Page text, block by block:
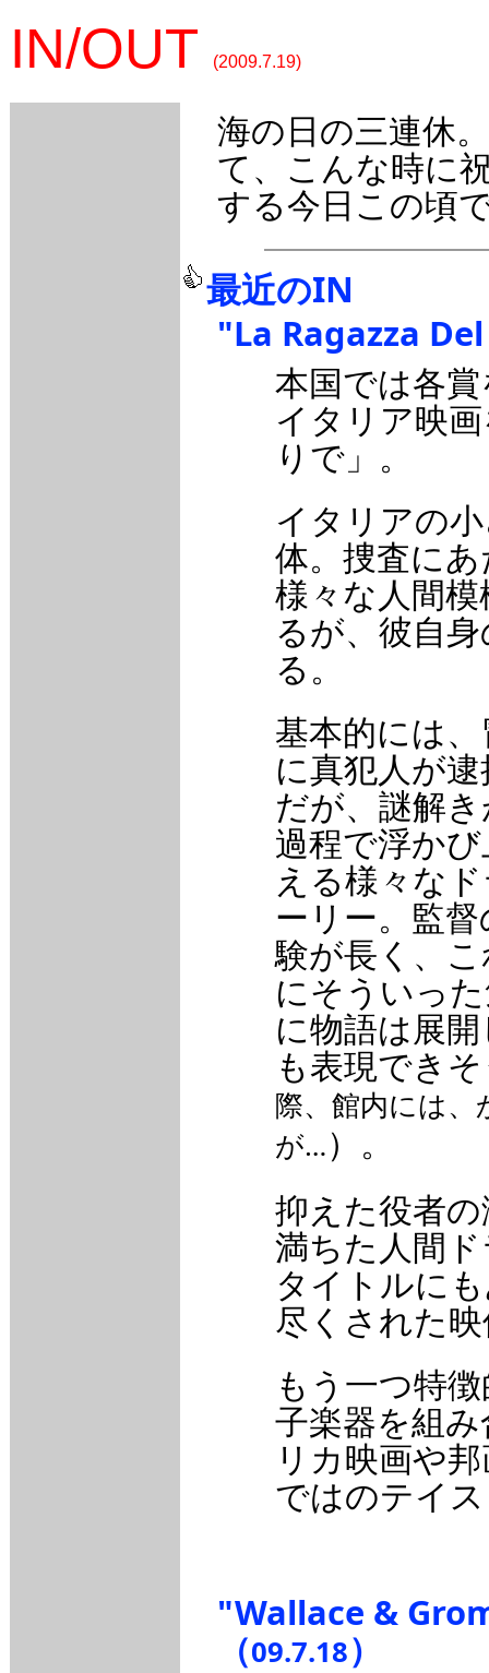
IN/OUT (2009.7.19)
海の日の三連休
て、こんな時に
する今日この頃
最近のIN
"La Ragazza
本国では各
イタリア映
りで」。
イタリアの
体。捜査に
様々な人間
るが、彼自
る。
基本的には
に真犯人が
だが、謎解
過程で浮か
える様々な
ーリー。監
験が長く、
にそういっ
に物語は展
も表現でき
際、館内には
が…）。
抑えた役者
満ちた人間
タイトルに
尽くされた
もう一つ特
子楽器を組
リカ映画や
ではのテイ
"Wallace &
（09.7.18）